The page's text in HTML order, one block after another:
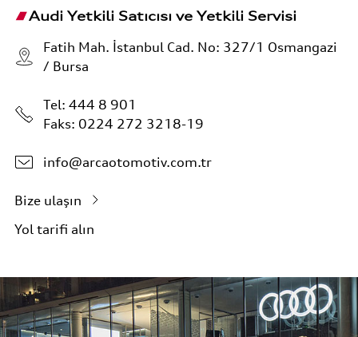
Audi Yetkili Satıcısı ve Yetkili Servisi
Fatih Mah. İstanbul Cad. No: 327/1 Osmangazi
/ Bursa
Tel: 444 8 901
Faks: 0224 272 3218-19
info@arcaotomotiv.com.tr
Bize ulaşın
Yol tarifi alın